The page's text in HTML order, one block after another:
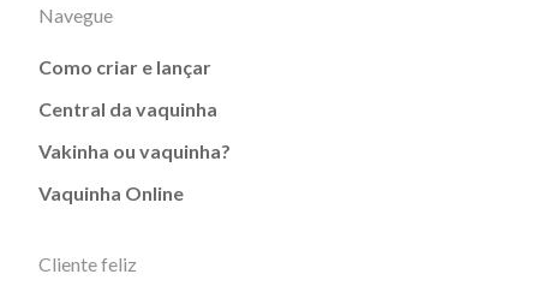
Navegue
Como criar e lançar
Central da vaquinha
Vakinha ou vaquinha?
Vaquinha Online
Cliente feliz